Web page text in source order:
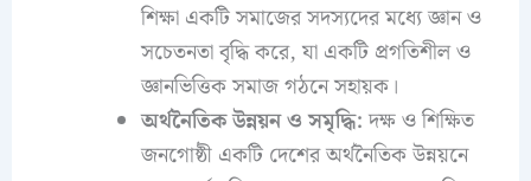
শিক্ষা একটি সমাজের সদস্যদের মধ্যে জ্ঞান ও
সচেতনতা বৃদ্ধি করে, যা একটি প্রগতিশীল ও
জ্ঞানভিত্তিক সমাজ গঠনে সহায়ক।
অর্থনৈতিক উন্নয়ন ও সমৃদ্ধি: দক্ষ ও শিক্ষিত
জনগোষ্ঠী একটি দেশের অর্থনৈতিক উন্নয়নে